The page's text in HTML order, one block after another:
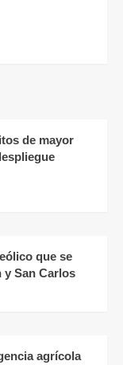
de mayor
que se
y San Carlos
agrícola